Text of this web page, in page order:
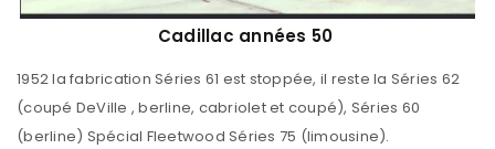
Cadillac années 50
1952 la fabrication Séries 61 est stoppée, il reste la Séries 62
(coupé DeVille , berline, cabriolet et coupé), Séries 60
(berline) Spécial Fleetwood Séries 75 (limousine).